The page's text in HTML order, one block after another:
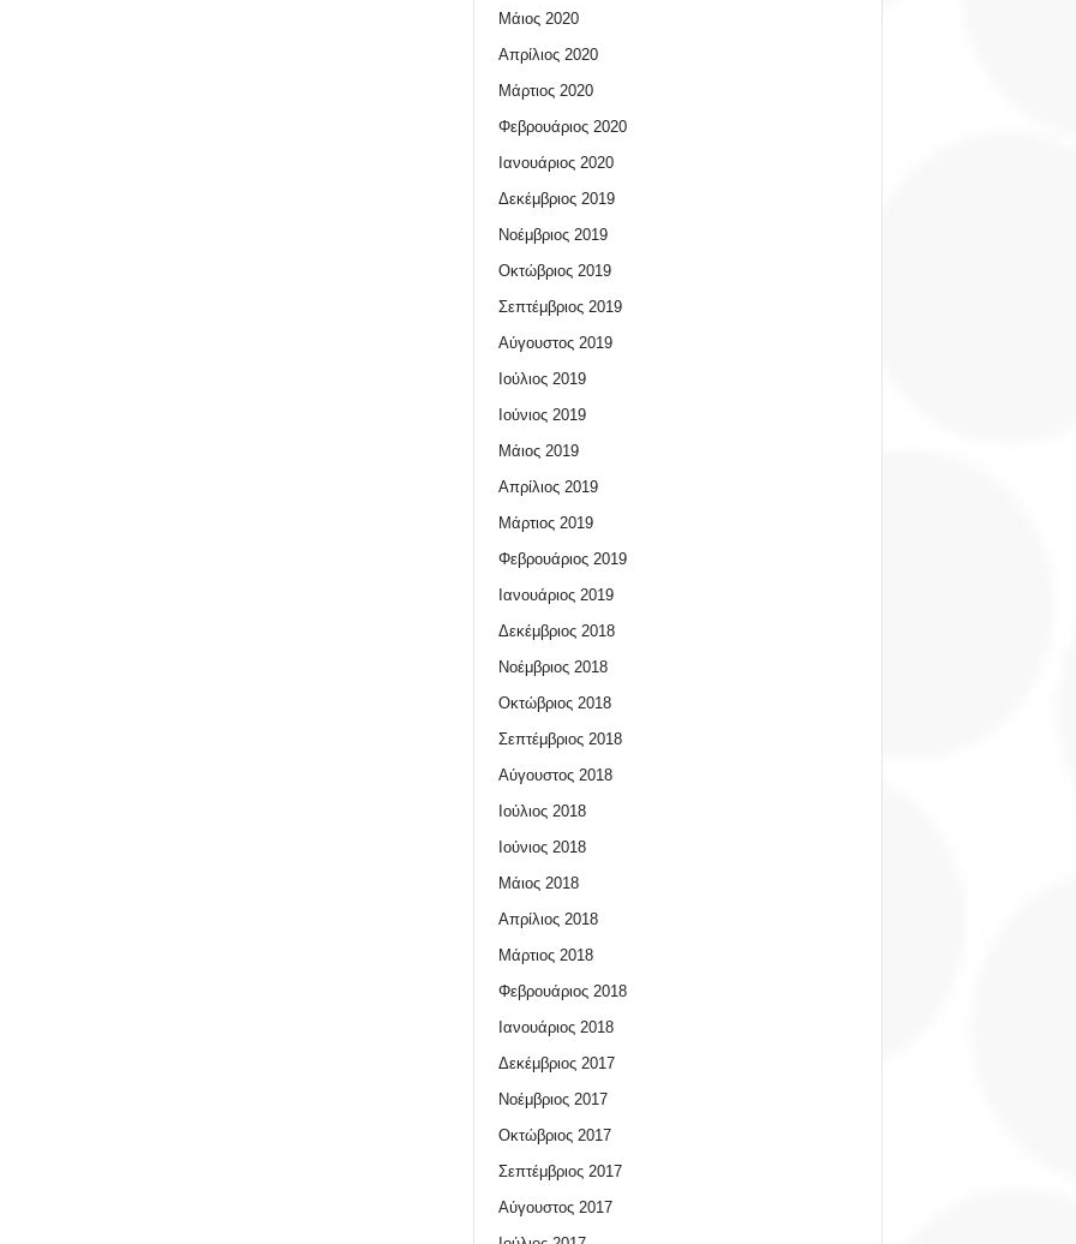
Μάιος 2020
Απρίλιος 2020
Μάρτιος 2020
Φεβρουάριος 2020
Ιανουάριος 2020
Δεκέμβριος 2019
Νοέμβριος 2019
Οκτώβριος 2019
Σεπτέμβριος 2019
Αύγουστος 2019
Ιούλιος 2019
Ιούνιος 2019
Μάιος 2019
Απρίλιος 2019
Μάρτιος 2019
Φεβρουάριος 2019
Ιανουάριος 2019
Δεκέμβριος 2018
Νοέμβριος 2018
Οκτώβριος 2018
Σεπτέμβριος 2018
Αύγουστος 2018
Ιούλιος 2018
Ιούνιος 2018
Μάιος 2018
Απρίλιος 2018
Μάρτιος 2018
Φεβρουάριος 2018
Ιανουάριος 2018
Δεκέμβριος 2017
Νοέμβριος 2017
Οκτώβριος 2017
Σεπτέμβριος 2017
Αύγουστος 2017